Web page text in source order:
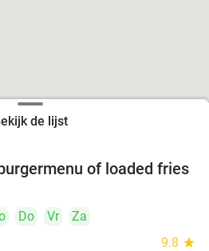
de lijst
39%
of loaded fries
Do Vr
Za
9.8 star